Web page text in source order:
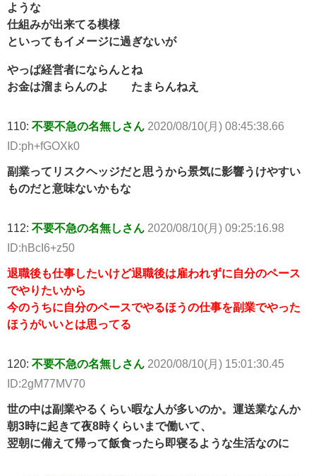
ような
仕組みが出来てる模様
といってもイメージに過ぎないが
やっぱ経営者にならんとね
お金は溜まらんのよ たまらんねえ
110: 不要不急の名無しさん 2020/08/10(月) 08:45:38.66
ID:ph+fGOXk0
副業ってリスクヘッジだと思うから景気に影響うけやすい
ものだと意味ないかもな
112: 不要不急の名無しさん 2020/08/10(月) 09:25:16.98
ID:hBcI6+z50
退職後も仕事したいけど退職後は雇われずに自分のペース
でやりたいから
今のうちに自分のペースでやるほうの仕事を副業でやった
ほうがいいとは思ってる
120: 不要不急の名無しさん 2020/08/10(月) 15:01:30.45
ID:2gM77MV70
世の中は副業やるくらい暇な人が多いのか。運送業なんか
朝3時に起きて夜8時くらいまで働いて、
翌朝に備えて帰って飯食ったら即寝るような生活なのに